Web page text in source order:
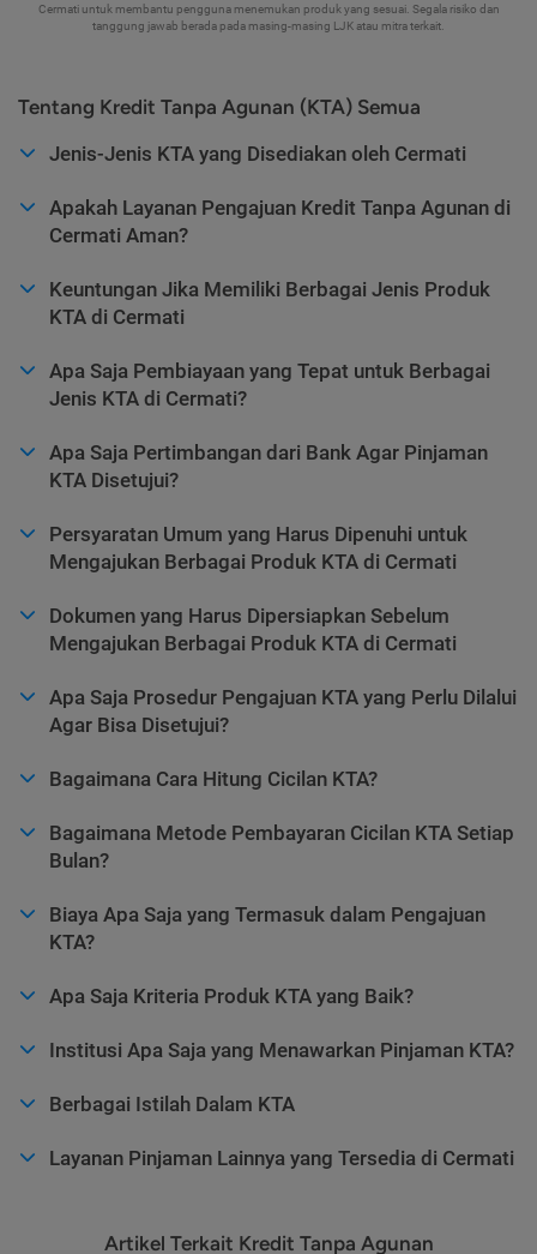
Cermati untuk membantu pengguna menemukan produk yang sesuai. Segala risiko dan
tanggung jawab berada pada masing-masing LJK atau mitra terkait.
Tentang Kredit Tanpa Agunan (KTA) Semua
Jenis-Jenis KTA yang Disediakan oleh Cermati
Apakah Layanan Pengajuan Kredit Tanpa Agunan di
Cermati Aman?
Keuntungan Jika Memiliki Berbagai Jenis Produk
KTA di Cermati
Apa Saja Pembiayaan yang Tepat untuk Berbagai
Jenis KTA di Cermati?
Apa Saja Pertimbangan dari Bank Agar Pinjaman
KTA Disetujui?
Persyaratan Umum yang Harus Dipenuhi untuk
Mengajukan Berbagai Produk KTA di Cermati
Dokumen yang Harus Dipersiapkan Sebelum
Mengajukan Berbagai Produk KTA di Cermati
Apa Saja Prosedur Pengajuan KTA yang Perlu Dilalui
Agar Bisa Disetujui?
Bagaimana Cara Hitung Cicilan KTA?
Bagaimana Metode Pembayaran Cicilan KTA Setiap
Bulan?
Biaya Apa Saja yang Termasuk dalam Pengajuan
KTA?
Apa Saja Kriteria Produk KTA yang Baik?
Institusi Apa Saja yang Menawarkan Pinjaman KTA?
Berbagai Istilah Dalam KTA
Layanan Pinjaman Lainnya yang Tersedia di Cermati
Artikel Terkait Kredit Tanpa Agunan